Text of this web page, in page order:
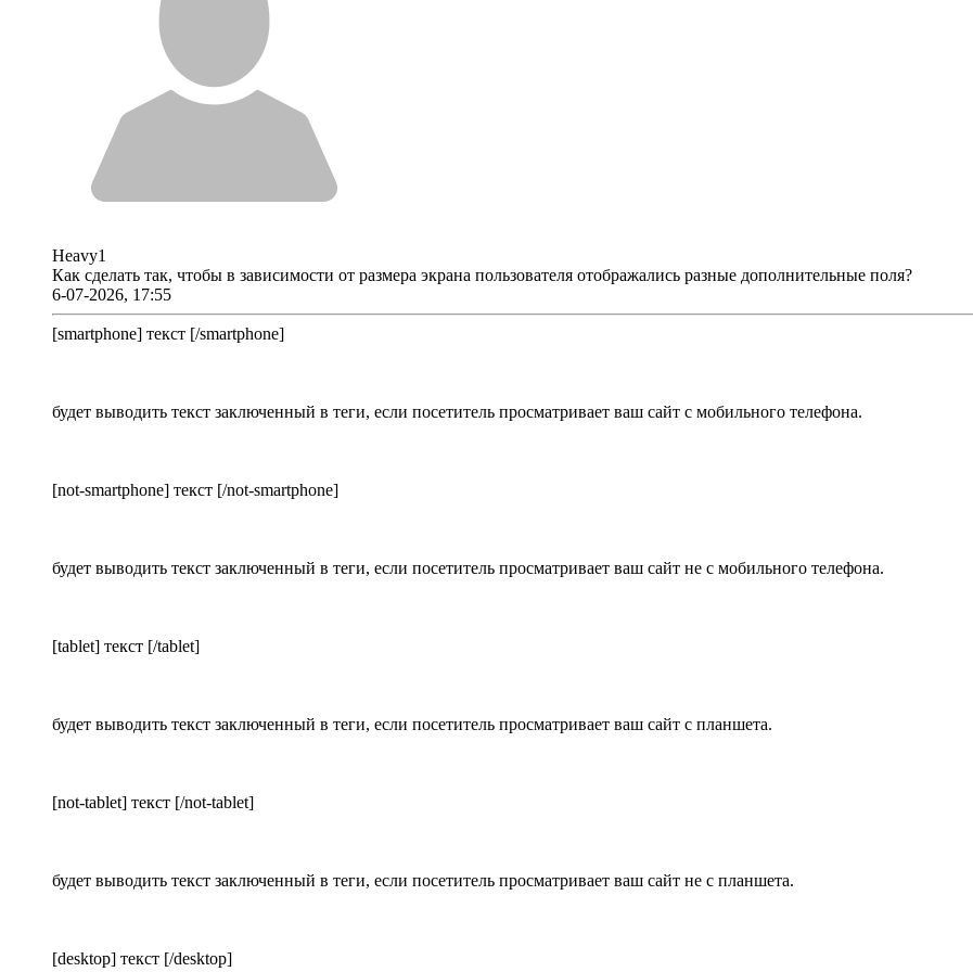
Heavy1
Как сделать так, чтобы в зависимости от размера экрана пользователя отображались разные дополнительные поля?
6-07-2026, 17:55
[smartphone] текст [/smartphone]
будет выводить текст заключенный в теги, если посетитель просматривает ваш сайт с мобильного телефона.
[not-smartphone] текст [/not-smartphone]
будет выводить текст заключенный в теги, если посетитель просматривает ваш сайт не с мобильного телефона.
[tablet] текст [/tablet]
будет выводить текст заключенный в теги, если посетитель просматривает ваш сайт с планшета.
[not-tablet] текст [/not-tablet]
будет выводить текст заключенный в теги, если посетитель просматривает ваш сайт не с планшета.
[desktop] текст [/desktop]